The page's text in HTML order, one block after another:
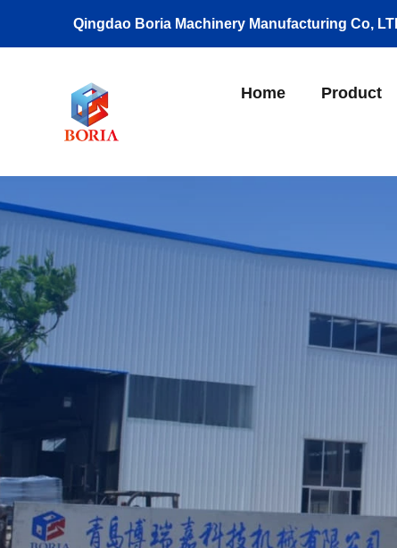
Qingdao Boria Machinery Manufacturing Co,
Home Product